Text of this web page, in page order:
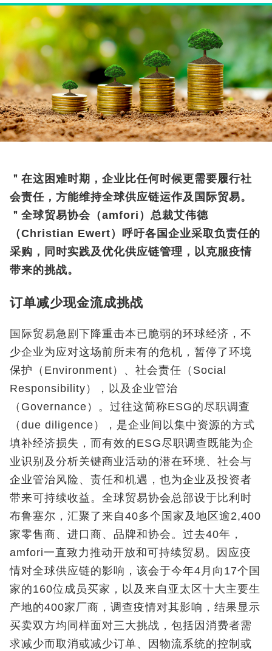
＂在这困难时期，企业比任何时候更需要履行社
会责任，方能维持全球供应链运作及国际贸易。
＂全球贸易协会（amfori）总裁艾伟德
（Christian Ewert）呼吁各国企业采取负责任的
采购，同时实践及优化供应链管理，以克服疫情
带来的挑战。
订单减少现金流成挑战
国际贸易急剧下降重击本已脆弱的环球经济，不
少企业为应对这场前所未有的危机，暂停了环境
保护（Environment）、社会责任（Social
Responsibility），以及企业管治
（Governance）。过往这简称ESG的尽职调查
（due diligence），是企业间以集中资源的方式
填补经济损失，而有效的ESG尽职调查既能为企
业识别及分析关键商业活动的潜在环境、社会与
企业管治风险、责任和机遇，也为企业及投资者
带来可持续收益。全球贸易协会总部设于比利时
布鲁塞尔，汇聚了来自40多个国家及地区逾2,400
家零售商、进口商、品牌和协会。过去40年，
amfori一直致力推动开放和可持续贸易。因应疫
情对全球供应链的影响，该会于今年4月向17个国
家的160位成员买家，以及来自亚太区十大主要生
产地的400家厂商，调查疫情对其影响，结果显示
买卖双方均同样面对三大挑战，包括因消费者需
求减少而取消或减少订单、因物流系统的控制或